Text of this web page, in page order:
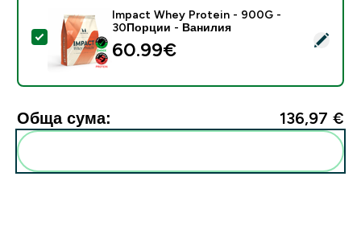
Select this product - Impact Whey Protein - 900G -
Impact Whey Protein - 900G -
30Порции - Ванилия
60.99€‎
Обща сума: 136,97 €‎